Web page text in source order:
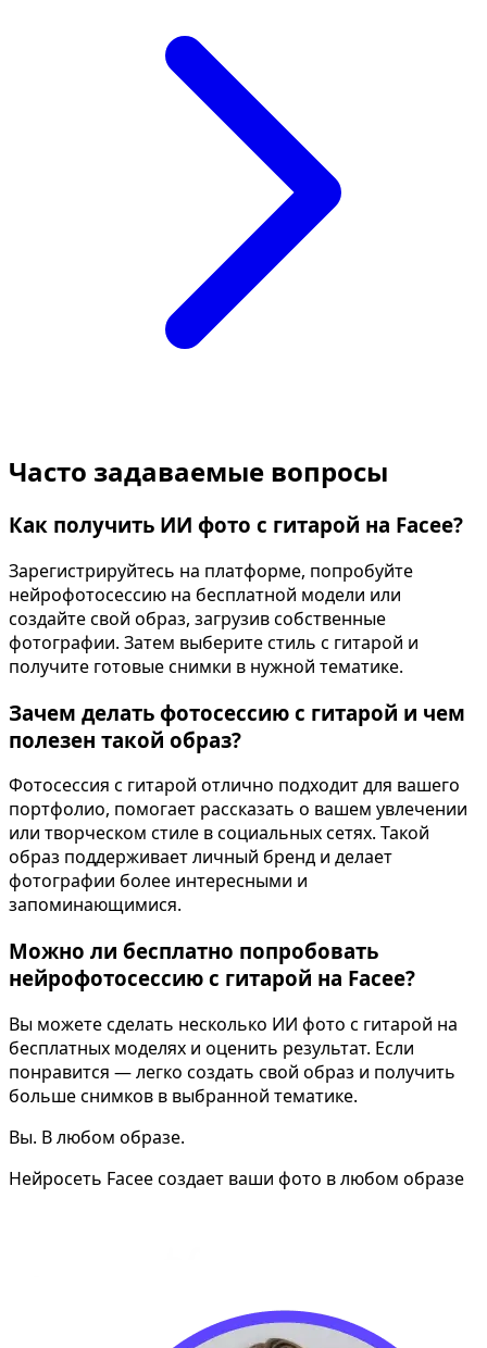
Часто задаваемые вопросы
Как получить ИИ фото с гитарой на Facee?
Зарегистрируйтесь на платформе, попробуйте
нейрофотосессию на бесплатной модели или
создайте свой образ, загрузив собственные
фотографии. Затем выберите стиль с гитарой и
получите готовые снимки в нужной тематике.
Зачем делать фотосессию с гитарой и чем
полезен такой образ?
Фотосессия с гитарой отлично подходит для вашего
портфолио, помогает рассказать о вашем увлечении
или творческом стиле в социальных сетях. Такой
образ поддерживает личный бренд и делает
фотографии более интересными и
запоминающимися.
Можно ли бесплатно попробовать
нейрофотосессию с гитарой на Facee?
Вы можете сделать несколько ИИ фото с гитарой на
бесплатных моделях и оценить результат. Если
понравится — легко создать свой образ и получить
больше снимков в выбранной тематике.
Вы. В любом образе.
Нейросеть Facee создает ваши фото в любом образе